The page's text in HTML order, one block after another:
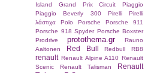
Island Grand Prix Circuit
Piaggio
Piaggio Beverly 300
Pirelli
Pirelli
λάστιχα
Polo Porsche
Porsche 911
Porsche 918 Spyder Porsche Boxster
Prodrive
protothema.gr
Rauno
Aaltonen
Red Bull Redbull RB8
renault Renault Alpine A110 Renault
Scenic
Renault Talisman
Renault